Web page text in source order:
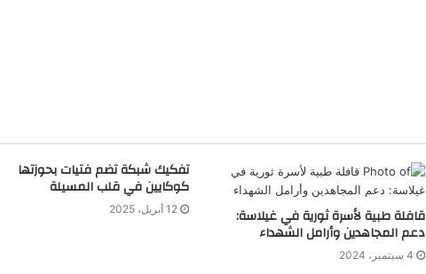
قافلة طبية لأسرة ثورية في غيلاسة:
دعم المجاهدين وأرامل الشهداء
4 سبتمبر، 2024
تفكيك شبكة تضم فتيات بحوزتها
كوكايين في قلب المسيلة
12 أبريل، 2025